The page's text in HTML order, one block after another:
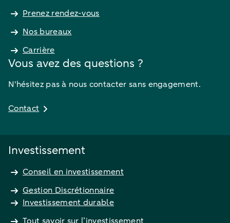
Prenez rendez-vous
Nos bureaux
Carrière
Vous avez des questions ?
N'hésitez pas à nous contacter sans engagement.
Contact
Investissement
Conseil en investissement
Gestion Discrétionnaire
Investissement durable